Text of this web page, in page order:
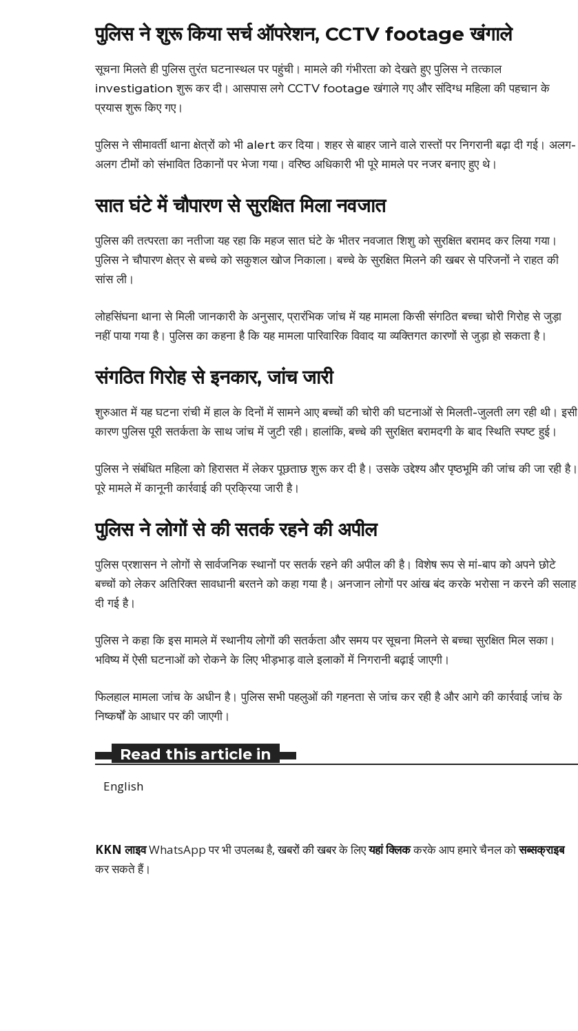
पुलिस ने शुरू किया सर्च ऑपरेशन, CCTV footage खंगाले
सूचना मिलते ही पुलिस तुरंत घटनास्थल पर पहुंची। मामले की गंभीरता को देखते हुए पुलिस ने तत्काल
investigation शुरू कर दी। आसपास लगे CCTV footage खंगाले गए और संदिग्ध महिला की पहचान के
प्रयास शुरू किए गए।
पुलिस ने सीमावर्ती थाना क्षेत्रों को भी alert कर दिया। शहर से बाहर जाने वाले रास्तों पर निगरानी बढ़ा दी गई। अलग-
अलग टीमों को संभावित ठिकानों पर भेजा गया। वरिष्ठ अधिकारी भी पूरे मामले पर नजर बनाए हुए थे।
सात घंटे में चौपारण से सुरक्षित मिला नवजात
पुलिस की तत्परता का नतीजा यह रहा कि महज सात घंटे के भीतर नवजात शिशु को सुरक्षित बरामद कर लिया गया।
पुलिस ने चौपारण क्षेत्र से बच्चे को सकुशल खोज निकाला। बच्चे के सुरक्षित मिलने की खबर से परिजनों ने राहत की
सांस ली।
लोहसिंघना थाना से मिली जानकारी के अनुसार, प्रारंभिक जांच में यह मामला किसी संगठित बच्चा चोरी गिरोह से जुड़ा
नहीं पाया गया है। पुलिस का कहना है कि यह मामला पारिवारिक विवाद या व्यक्तिगत कारणों से जुड़ा हो सकता है।
संगठित गिरोह से इनकार, जांच जारी
शुरुआत में यह घटना रांची में हाल के दिनों में सामने आए बच्चों की चोरी की घटनाओं से मिलती-जुलती लग रही थी। इसी
कारण पुलिस पूरी सतर्कता के साथ जांच में जुटी रही। हालांकि, बच्चे की सुरक्षित बरामदगी के बाद स्थिति स्पष्ट हुई।
पुलिस ने संबंधित महिला को हिरासत में लेकर पूछताछ शुरू कर दी है। उसके उद्देश्य और पृष्ठभूमि की जांच की जा रही है।
पूरे मामले में कानूनी कार्रवाई की प्रक्रिया जारी है।
पुलिस ने लोगों से की सतर्क रहने की अपील
पुलिस प्रशासन ने लोगों से सार्वजनिक स्थानों पर सतर्क रहने की अपील की है। विशेष रूप से मां-बाप को अपने छोटे
बच्चों को लेकर अतिरिक्त सावधानी बरतने को कहा गया है। अनजान लोगों पर आंख बंद करके भरोसा न करने की सलाह
दी गई है।
पुलिस ने कहा कि इस मामले में स्थानीय लोगों की सतर्कता और समय पर सूचना मिलने से बच्चा सुरक्षित मिल सका।
भविष्य में ऐसी घटनाओं को रोकने के लिए भीड़भाड़ वाले इलाकों में निगरानी बढ़ाई जाएगी।
फिलहाल मामला जांच के अधीन है। पुलिस सभी पहलुओं की गहनता से जांच कर रही है और आगे की कार्रवाई जांच के
निष्कर्षों के आधार पर की जाएगी।
Read this article in
English
KKN लाइवWhatsApp पर भी उपलब्ध है,खबरों की खबरके लिएयहां क्लिककरके आप हमारे चैनल कोसब्सक्राइब
कर सकते हैं।